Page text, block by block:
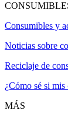
Consumibles y
Noticias sobre
Reciclaje de
¿Cómo sé si
MÁS